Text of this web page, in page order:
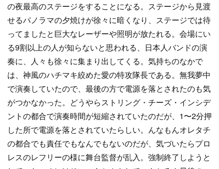
の夜最高のステージをすることになる。ステージから見渡
せるパノラマの夕焼けが徐々に暗くなり、ステージでは待
ってましたと巨大なレーザーや照明が放たれる。会場にい
る9割以上の人が知らないと思われる、日本人バンドの演
奏に、人々も徐々に集まり出してくる。気持ちのなかで
は、神風のハチマキ絞めた愛の特攻隊長である。無我夢中
で演奏していたので、最後の方で電源を落とされたのも気
がつかなかった。どうやらストリング・チーズ・インシデ
ントの都合で演奏時間が短縮されていたのだが、1〜2分押
した所で電源を落とされていたらしい。んなもんオレタチ
の都合でも責任でもなんでもないのだが、気づいたらプロ
レスのレフリーの様に舞台監督が乱入。強制終了しようと